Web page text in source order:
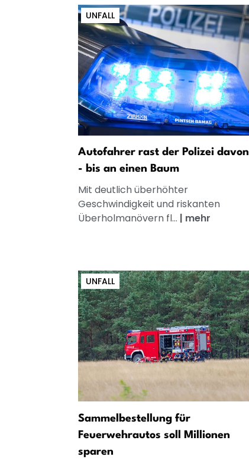
UNFALL
Autofahrer rast der Polizei davon
- bis an einen Baum
Mit deutlich überhöhter
Geschwindigkeit und riskanten
Überholmanövern fl... | mehr
UNFALL
Sammelbestellung für
Feuerwehrautos soll Millionen
sparen